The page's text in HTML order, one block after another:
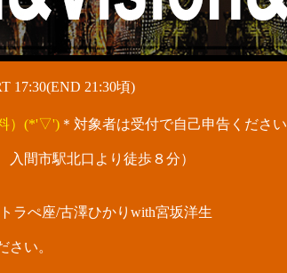
17:30(END 21:30頃)
）(*'▽') ＊対象者は受付で自己申告ください
間市駅北口より徒歩８分）
ラぺ座/古澤ひかりwith宮坂洋生
さい。